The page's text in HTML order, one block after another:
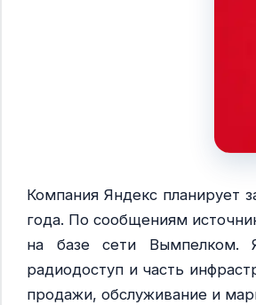
Компания Яндекс планирует
года. По сообщениям
на базе сети Вымпелком.
радиодоступ и часть
продажи, обслуживание и